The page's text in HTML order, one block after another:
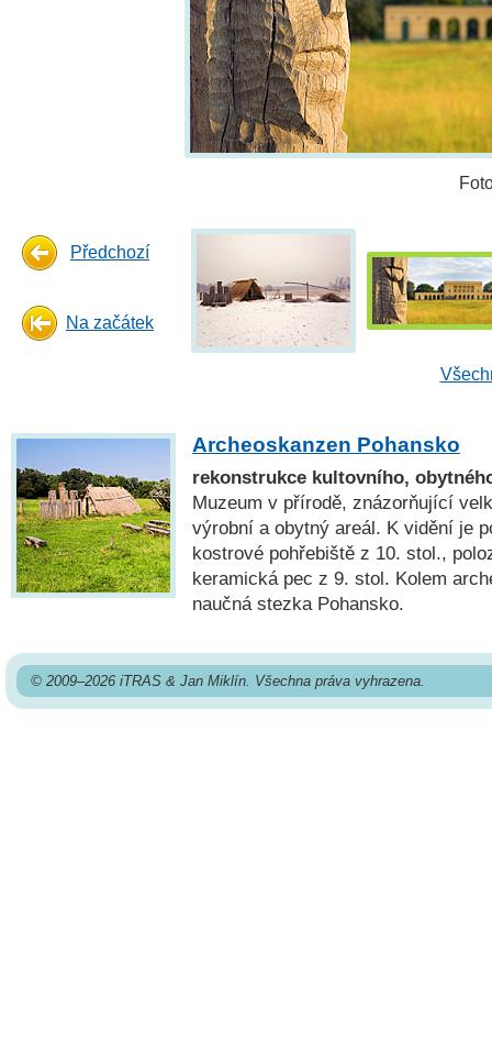
Předchozí
Na začátek
Archeoskanzen Pohansko
rekonstrukce kultovního,
Muzeum v přírodě, znázorňující
výrobní a obytný areál. K vidění je
kostrové pohřebiště z 10. stol.,
keramická pec z 9. stol. Kolem
naučná stezka Pohansko.
© 2009–2026 iTRAS & Jan Miklín. Všechna práva vyhrazena.